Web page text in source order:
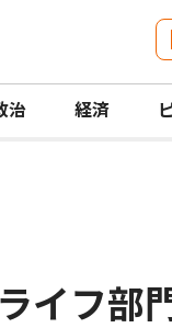
治 経済
イフ部